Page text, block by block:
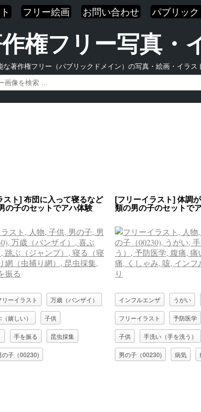
フリー絵画 お問い合わせ パブリッ
権フリー写真・
著作権フリー（パブリックドメイン）の写真・絵画・イラス
スト] 布団に入って寝るなど
の子のセットでアハ体験
リーイラスト 万歳（バンザイ）
嬉しい） 子供
手を振る 昆虫採集
の子（00230)
[フリーイラスト] 体調
類の男の子のセットで
インフルエンザ うがい
フリーイラスト 予防医学
子供 手洗い（手を洗う）
男の子（00230) 病気